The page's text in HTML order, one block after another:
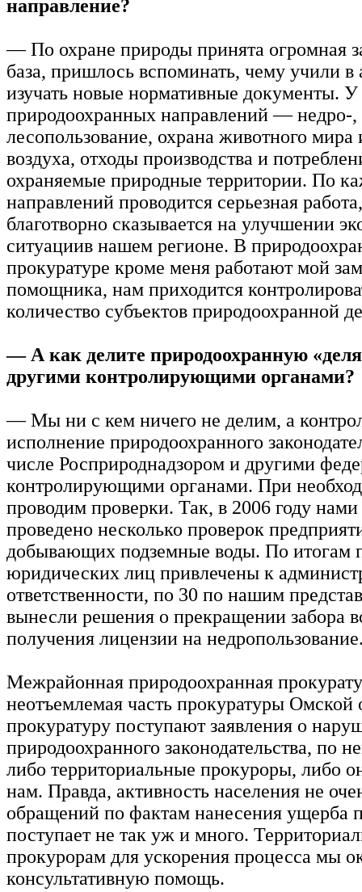
направление?
— По охране природы принята огромная
база, пришлось вспоминать, чему учили в
изучать новые нормативные документы.
природоохранных направлений — недро-,
лесопользование, охрана животного мира
воздуха, отходы производства и
охраняемые природные территории. По
направлений проводится серьезная
благотворно сказывается на улучшении
ситуациив нашем регионе. В
прокуратуре кроме меня работают мой
помощника, нам приходится
количество субъектов природоохранной
— А как делите природоохранную
другими контролирующими органами?
— Мы ни с кем ничего не делим, а
исполнение природоохранного
числе Росприроднадзором и другими
контролирующими органами. При
проводим проверки. Так, в 2006 году
проведено несколько проверок
добывающих подземные воды. По итогам
юридических лиц привлечены к
ответственности, по 30 по нашим
вынесли решения о прекращении забора
получения лицензии на
Межрайонная природоохранная
неотъемлемая часть прокуратуры Омской
прокуратуру поступают заявления о
природоохранного законодательства, по
либо территориальные прокуроры, либо
нам. Правда, активность населения не
обращений по фактам нанесения ущерба
поступает не так уж и много.
прокурорам для ускорения процесса мы
консультативную помощь.